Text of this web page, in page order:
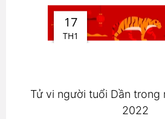
17
TH1
Tử vi người tuổi Dần trong
2022